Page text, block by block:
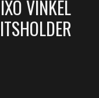
VINKEL